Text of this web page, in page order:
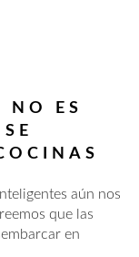
NO ES
aún nos
que las
en